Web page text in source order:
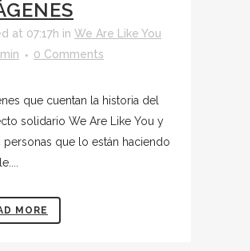
at 07:17h in We Are Like You
0 Comments
que cuentan la historia del
solidario We Are Like You y
personas que lo están haciendo
MORE